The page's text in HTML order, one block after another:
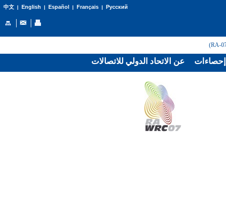
中文| English | Español | Français| Русский
عن الاتحاد الدولي للاتصالات إحصاءات